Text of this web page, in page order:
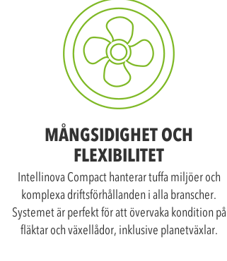
MÅNGSIDIGHET OCH
FLEXIBILITET
Intellinova Compact hanterar tuffa miljöer och
komplexa driftsförhållanden i alla branscher.
Systemet är perfekt för att övervaka kondition på
fläktar och växellådor, inklusive planetväxlar.